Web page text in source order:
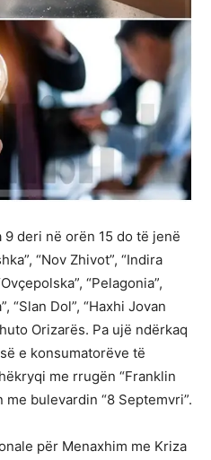
deri në orën 15 do të jenë
“Nov Zhivot”, “Indira
“Pelagonia”,
“Slan Dol”, “Haxhi Jovan
Orizarës. Pa ujë ndërkaq
e konsumatorëve të
me rrugën “Franklin
bulevardin “8 Septemvri”.
për Menaxhim me Kriza